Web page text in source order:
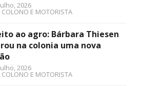
2026
COLONO E MOTORISTA
ao agro: Bárbara Thiesen
na colonia uma nova
2026
COLONO E MOTORISTA